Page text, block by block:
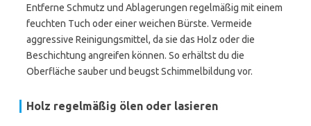
Entferne Schmutz und Ablagerungen regelmäßig mit einem
feuchten Tuch oder einer weichen Bürste. Vermeide
aggressive Reinigungsmittel, da sie das Holz oder die
Beschichtung angreifen können. So erhältst du die
Oberfläche sauber und beugst Schimmelbildung vor.
Holz regelmäßig ölen oder lasieren